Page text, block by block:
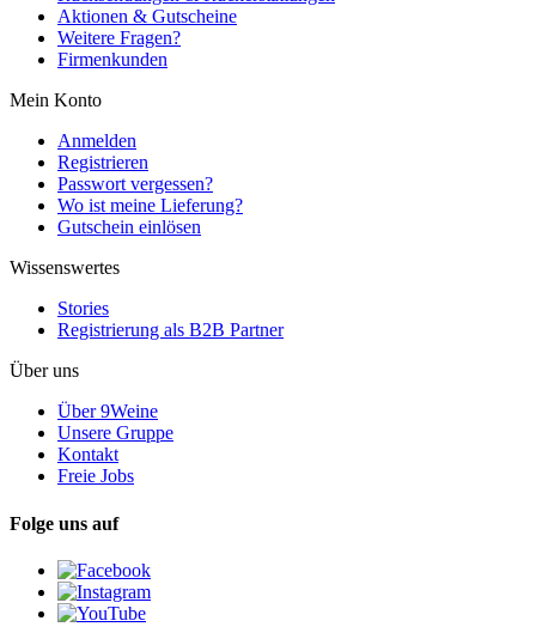
Aktionen & Gutscheine
Weitere Fragen?
Firmenkunden
Mein Konto
Anmelden
Registrieren
Passwort vergessen?
Wo ist meine Lieferung?
Gutschein einlösen
Wissenswertes
Stories
Registrierung als B2B Partner
Über uns
Über 9Weine
Unsere Gruppe
Kontakt
Freie Jobs
Folge uns auf